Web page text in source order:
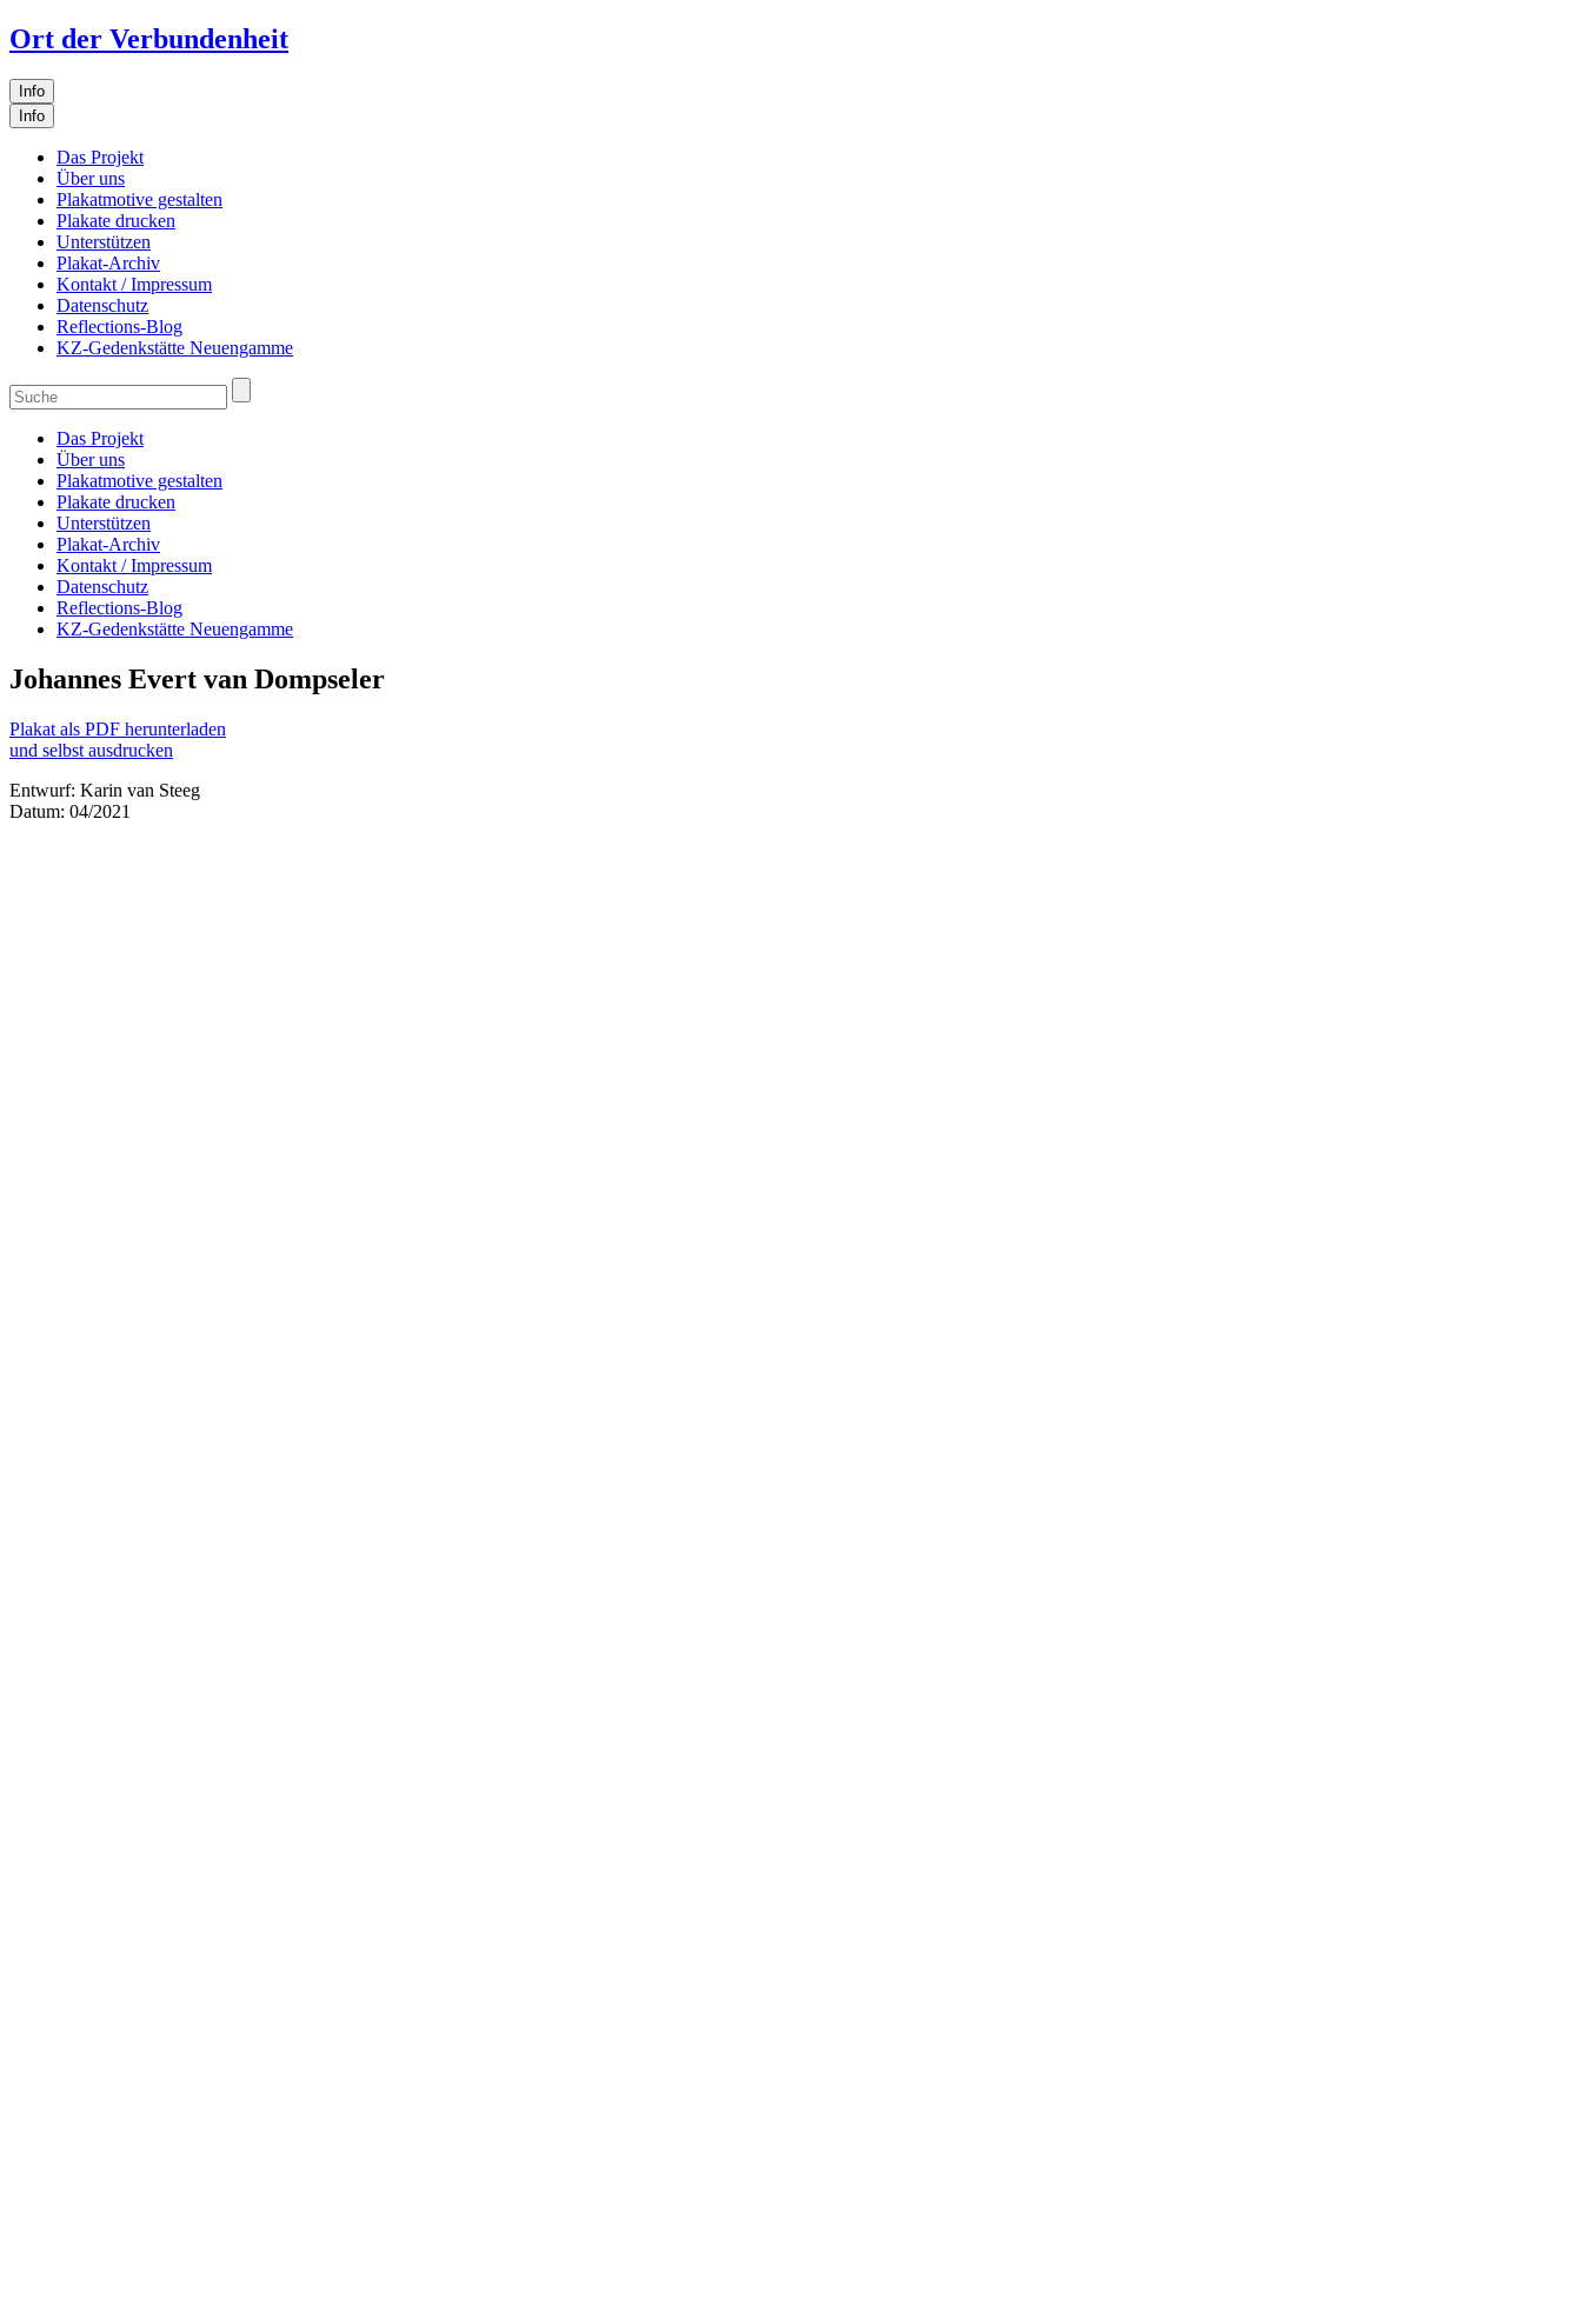
Ort der Verbundenheit
Info
Info
Das Projekt
Über uns
Plakatmotive gestalten
Plakate drucken
Unterstützen
Plakat-Archiv
Kontakt / Impressum
Datenschutz
Reflections-Blog
KZ-Gedenkstätte Neuengamme
Das Projekt
Über uns
Plakatmotive gestalten
Plakate drucken
Unterstützen
Plakat-Archiv
Kontakt / Impressum
Datenschutz
Reflections-Blog
KZ-Gedenkstätte Neuengamme
Johannes Evert van Dompseler
Plakat als PDF herunterladen
und selbst ausdrucken
Entwurf: Karin van Steeg
Datum: 04/2021